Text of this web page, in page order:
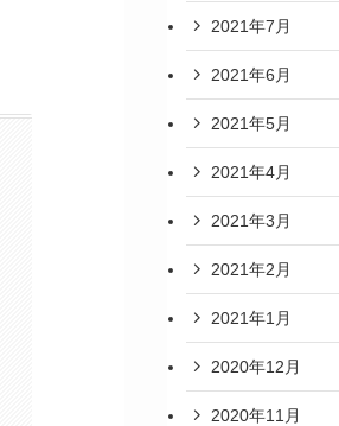
2021年7月
2021年6月
2021年5月
2021年4月
2021年3月
2021年2月
2021年1月
2020年12月
2020年11月